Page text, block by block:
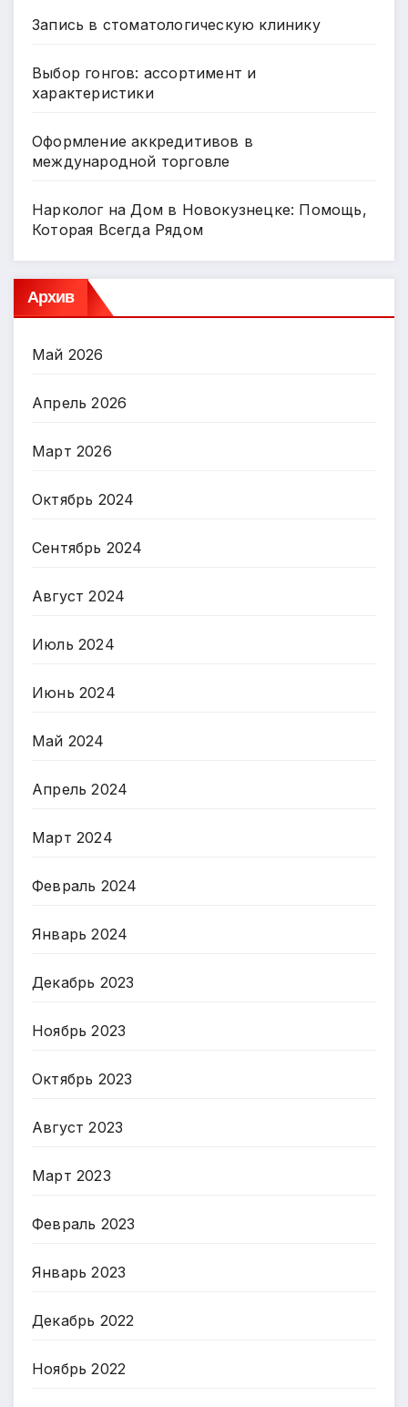
Запись в стоматологическую клинику
Выбор гонгов: ассортимент и
характеристики
Оформление аккредитивов в
международной торговле
Нарколог на Дом в Новокузнецке: Помощь,
Которая Всегда Рядом
Архив
Май 2026
Апрель 2026
Март 2026
Октябрь 2024
Сентябрь 2024
Август 2024
Июль 2024
Июнь 2024
Май 2024
Апрель 2024
Март 2024
Февраль 2024
Январь 2024
Декабрь 2023
Ноябрь 2023
Октябрь 2023
Август 2023
Март 2023
Февраль 2023
Январь 2023
Декабрь 2022
Ноябрь 2022